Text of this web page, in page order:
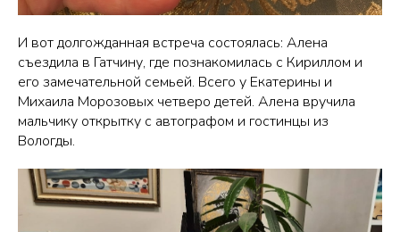
И вот долгожданная встреча состоялась: Алена
съездила в Гатчину, где познакомилась с Кириллом и
его замечательной семьей. Всего у Екатерины и
Михаила Морозовых четверо детей. Алена вручила
мальчику открытку с автографом и гостинцы из
Вологды.